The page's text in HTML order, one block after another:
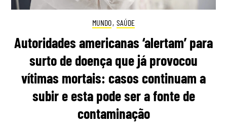
MUNDO, SAÚDE
Autoridades americanas ‘alertam’ para
surto de doença que já provocou
vítimas mortais: casos continuam a
subir e esta pode ser a fonte de
contaminação